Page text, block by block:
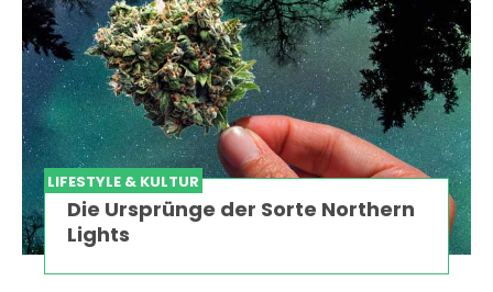
LIFESTYLE & KULTUR
Die Ursprünge der Sorte Northern
Lights